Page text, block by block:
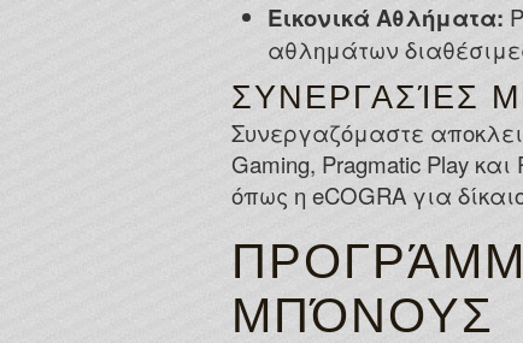
Εικονικά Αθλήματα:
αθλημάτων
ΣΥΝΕΡΓΑΣΊΕΣ
Συνεργαζόμαστε
Gaming, Pragmatic Play
όπως η eCOGRA για
ΜΠΌΝΟΥΣ